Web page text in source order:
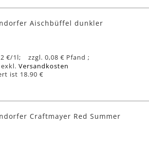
Aischbüffel dunkler
€/1l
0,08 €
exkl. Versandkosten
ist 18.90 €
Craftmayer Red Summer